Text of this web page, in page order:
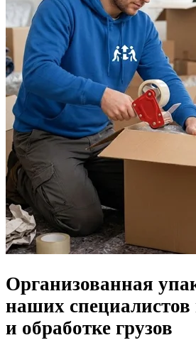
Организованная
наших специалистов
и обработке грузов